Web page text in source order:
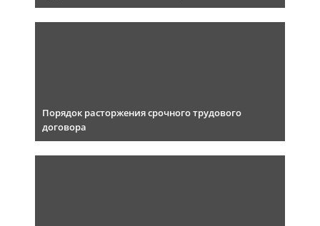
Порядок расторжения срочного трудового
договора